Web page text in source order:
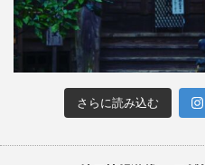
さらに読み込む